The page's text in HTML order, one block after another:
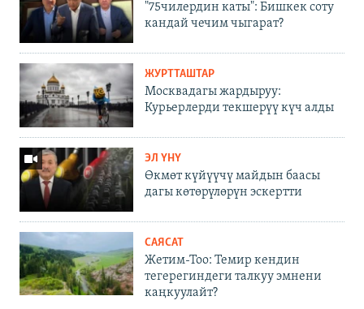
"75чилердин каты": Бишкек соту
кандай чечим чыгарат?
ЖУРТТАШТАР
Москвадагы жардыруу:
Курьерлерди текшерүү күч алды
ЭЛ ҮНҮ
Өкмөт күйүүчү майдын баасы
дагы көтөрүлөрүн эскертти
САЯСАТ
Жетим-Тоо: Темир кендин
тегерегиндеги талкуу эмнени
каңкуулайт?